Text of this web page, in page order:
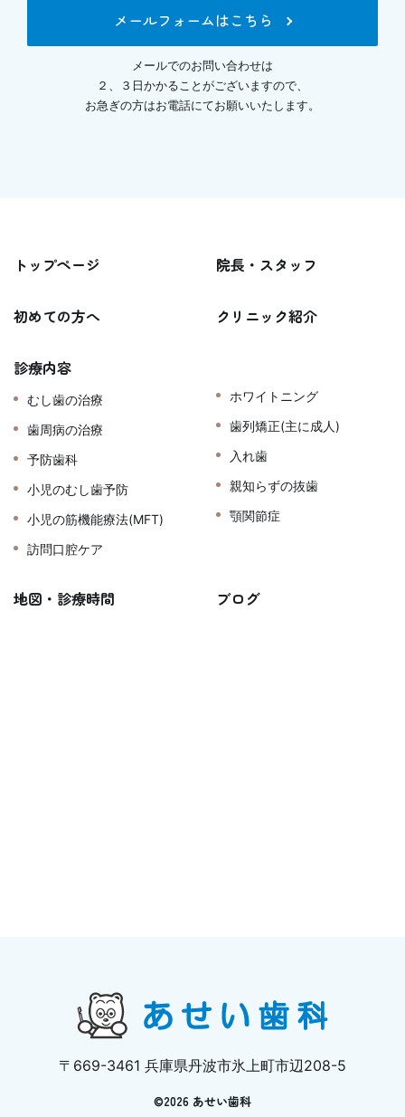
メールフォームはこちら
メールでのお問い合わせは
２、３日かかることがございますので、
お急ぎの方はお電話にてお願いいたします。
トップページ 院長・スタッフ
初めての方へ クリニック紹介
診療内容
むし歯の治療
歯周病の治療
予防歯科
小児のむし歯予防
小児の筋機能療法(MFT)
訪問口腔ケア
ホワイトニング
歯列矯正(主に成人)
入れ歯
親知らずの抜歯
顎関節症
地図・診療時間 ブログ
〒669-3461 兵庫県丹波市氷上町市辺208-5
©2026 あせい歯科